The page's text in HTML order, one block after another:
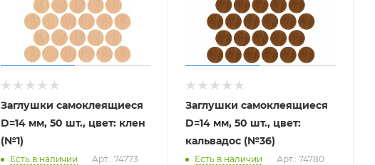
Заглушки самоклеящиеся
D=14 мм, 50 шт., цвет: клен
(№1)
Есть в наличии Арт.: 74773
Заглушки самоклеящиеся
D=14 мм, 50 шт., цвет:
кальвадос (№36)
Есть в наличии Арт.: 74780